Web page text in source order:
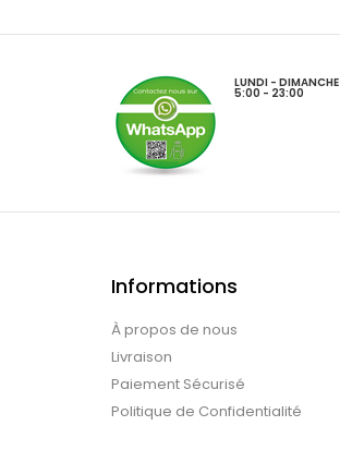
LUNDI - DIMANCHE
5:00 - 23:00
Informations
À propos de nous
Livraison
Paiement Sécurisé
Politique de Confidentialité